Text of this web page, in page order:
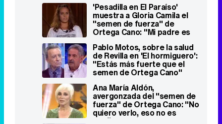
'Pesadilla en El Paraíso'
muestra a Gloria Camila el
"semen de fuerza" de
Ortega Cano: "Mi padre es
Pablo Motos, sobre la salud
de Revilla en 'El hormiguero':
"Estás más fuerte que el
semen de Ortega Cano"
Ana María Aldón,
avergonzada del "semen de
fuerza" de Ortega Cano: "No
quiero verlo, eso no es
cariño"